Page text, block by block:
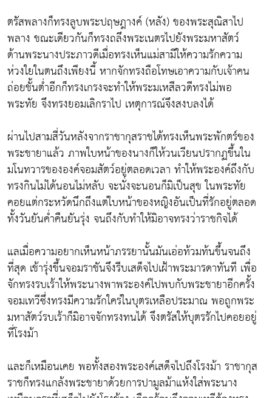
ตรัสพลางก็ทรงลูบพระปฤษฎางค์ (หลัง) ของพระสุณิสาไป
พลาง ขณะเดียวกันก็ทรงถลึงพระเนตรไปยังพระมหาสัตว์
ด้านพระนางประภาวดีเมื่อทรงเห็นแม่สามีให้ความรักความ
ห่วงใยในตนถึงเพียงนี้ หากจักทรงถือโทษเอาความกับเจ้าคน
ถ่อยชั้นต่ำอีกก็ทรงเกรงจะทำให้พระมเหสีลวดีทรงไม่พอ
พระทัย จึงทรงยอมเลิกราไป เหตุการณ์จึงสงบลงได้
ผ่านไปสามสี่วันหลังจากราชากุสราชได้ทรงเห็นพระพักตร์ของ
พระชายาแล้ว ภาพใบหน้าของนางก็ให้วนเวียนปรากฏขึ้นใน
มโนทวารขององค์จอมสัตว์อยู่ตลอดเวลา ทำให้พระองค์ถึงกับ
ทรงกินไม่ได้นอนไม่หลับ จะนั่งจะนอนก็มิเป็นสุข ในพระทัย
คอยแต่กระหวัดนึกถึงแต่ใบหน้าของหญิงอันเป็นที่รักอยู่ตลอด
ทั้งวันยันค่ำคืนยันรุ่ง จนถึงกับทำให้มิอาจทรงว่าราชกิจได้
แลเมื่อความอยากเห็นหน้าภรรยานั้นมันเอ่อท้วมท้นขึ้นจนถึง
ที่สุด เช้ารุ่งขึ้นจอมราชันจึงรีบเสด็จไปเฝ้าพระมารดาทันที เพื่อ
จักทรงรบเร้าให้พระนางพาพระองค์ไปพบกับพระชายาอีกครั้ง
จอมเทวีซึ่งทรงมีความรักใคร่ในบุตรเหลือประมาณ พอถูกพระ
มหาสัตว์รบเร้าก็มิอาจจักทรงทนได้ จึงตรัสให้บุตรรักไปคอยอยู่
ที่โรงม้า
และก็เหมือนเคย พอทั้งสองพระองค์เสด็จไปถึงโรงม้า ราชากุส
ราชก็ทรงแกล้งพระชายาด้วยการปามูลม้าแห้งใส่พระนาง